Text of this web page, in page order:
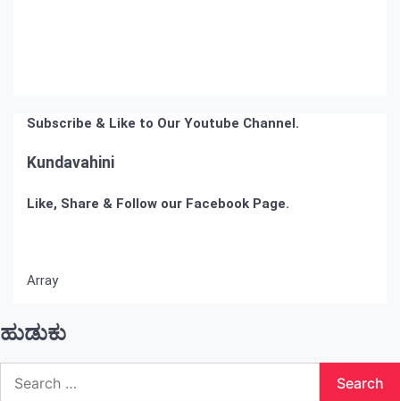
Subscribe & Like to Our Youtube Channel.
Kundavahini
Like, Share & Follow our Facebook Page.
Array
ಹುಡುಕು
for: